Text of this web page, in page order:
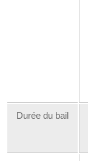
Durée du bail